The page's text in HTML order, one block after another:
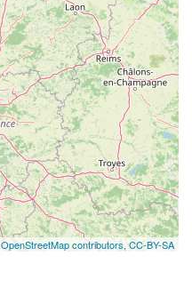
OpenStreetMap contributors, CC-BY-SA